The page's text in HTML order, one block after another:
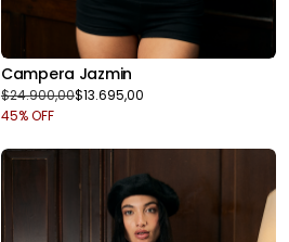
Campera Jazmin
$13.695,00
$24.900,00
45% OFF